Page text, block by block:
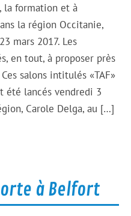
la formation et à
la région Occitanie,
mars 2017. Les
en tout, à proposer près
salons intitulés «TAF»
été lancés vendredi 3
Carole Delga, au […]
à Belfort